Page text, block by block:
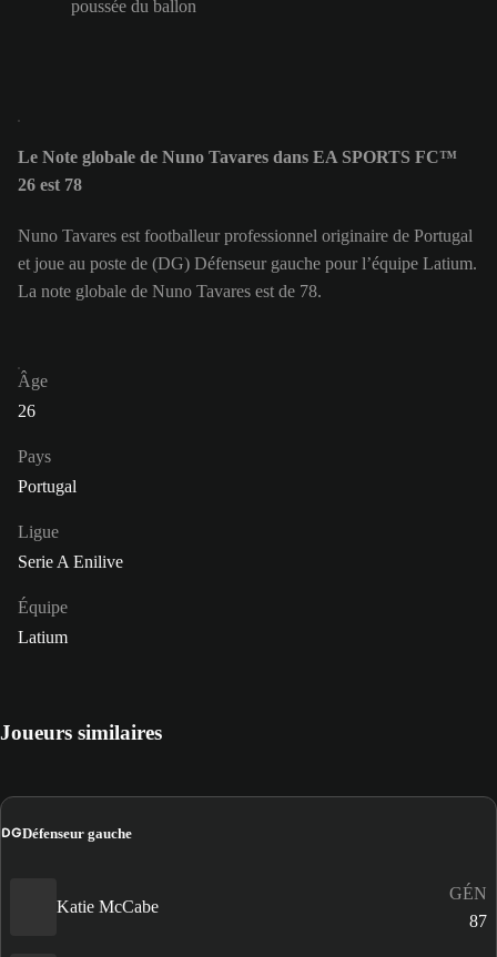
poussée du ballon
Le Note globale de Nuno Tavares dans EA SPORTS FC™
26 est 78
Nuno Tavares est footballeur professionnel originaire de Portugal
et joue au poste de (DG) Défenseur gauche pour l’équipe Latium.
La note globale de Nuno Tavares est de 78.
Âge
26
Pays
Portugal
Ligue
Serie A Enilive
Équipe
Latium
Joueurs similaires
DGDéfenseur gauche
Katie McCabe
GÉN
87